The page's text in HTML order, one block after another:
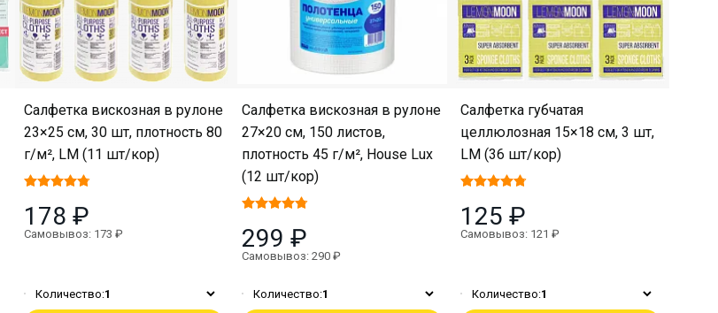
Салфетка вискозная в рулоне
23×25 см, 30 шт, плотность 80
г/м², LM (11 шт/кор)
178 ₽
Самовывоз: 173 ₽
Количество:1
Салфетка вискозная в рулоне
27×20 см, 150 листов,
плотность 45 г/м², House Lux
(12 шт/кор)
299 ₽
Самовывоз: 290 ₽
Количество:1
Салфетка губчатая
целлюлозная 15×18 см, 3 шт,
LM (36 шт/кор)
125 ₽
Самовывоз: 121 ₽
Количество:1